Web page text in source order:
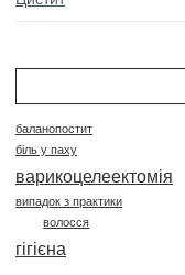
баланопостит
біль у паху
варикоцелеектомія
випадок з практики
волосся
гігієна